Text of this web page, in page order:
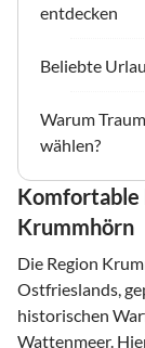
entdecken
Beliebte
Warum
wählen?
Komfortable
Krummhörn
Die Region
Ostfrieslands,
historischen
Wattenmeer.